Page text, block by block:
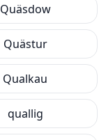
Quäsdow
Quästur
Qualkau
quallig